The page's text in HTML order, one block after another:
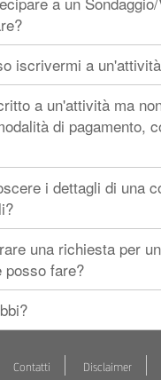
iscrivermi a
di pagamento,
posso fare?
Contatti Disclaimer